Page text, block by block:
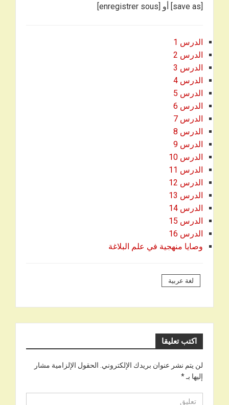
[save as] أو [enregistrer sous]
الدرس 1
الدرس 2
الدرس 3
الدرس 4
الدرس 5
الدرس 6
الدرس 7
الدرس 8
الدرس 9
الدرس 10
الدرس 11
الدرس 12
الدرس 13
الدرس 14
الدرس 15
الدرس 16
وصايا منهجية في علم البلاغة
لغة عربية
اكتب تعليقا
لن يتم نشر عنوان بريدك الإلكتروني. الحقول الإلزامية مشار
إليها بـ*